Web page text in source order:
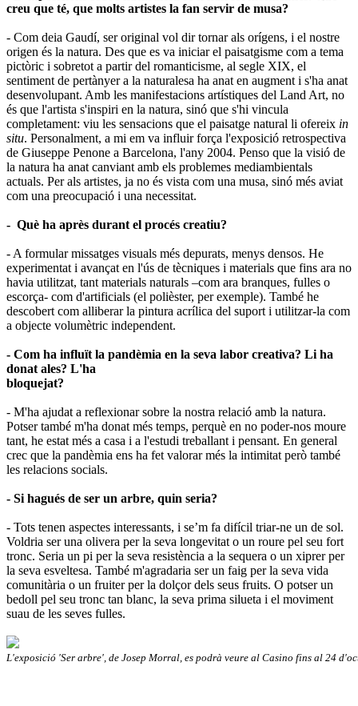
creu que té, que molts artistes la fan servir de musa?
- Com deia Gaudí, ser original vol dir tornar als orígens, i el nostre
origen és la natura. Des que es va iniciar el paisatgisme com a tema
pictòric i sobretot a partir del romanticisme, al segle XIX, el
sentiment de pertànyer a la naturalesa ha anat en augment i s'ha anat
desenvolupant. Amb les manifestacions artístiques del Land Art, no
és que l'artista s'inspiri en la natura, sinó que s'hi vincula
completament: viu les sensacions que el paisatge natural li ofereix in
situ. Personalment, a mi em va influir força l'exposició retrospectiva
de Giuseppe Penone a Barcelona, l'any 2004. Penso que la visió de
la natura ha anat canviant amb els problemes mediambientals
actuals. Per als artistes, ja no és vista com una musa, sinó més aviat
com una preocupació i una necessitat.
- Què ha après durant el procés creatiu?
- A formular missatges visuals més depurats, menys densos. He
experimentat i avançat en l'ús de tècniques i materials que fins ara no
havia utilitzat, tant materials naturals –com ara branques, fulles o
escorça- com d'artificials (el polièster, per exemple). També he
descobert com alliberar la pintura acrílica del suport i utilitzar-la com
a objecte volumètric independent.
- Com ha influït la pandèmia en la seva labor creativa? Li ha
donat ales? L'ha
bloquejat?
- M'ha ajudat a reflexionar sobre la nostra relació amb la natura.
Potser també m'ha donat més temps, perquè en no poder-nos moure
tant, he estat més a casa i a l'estudi treballant i pensant. En general
crec que la pandèmia ens ha fet valorar més la intimitat però també
les relacions socials.
- Si hagués de ser un arbre, quin seria?
- Tots tenen aspectes interessants, i se’m fa difícil triar-ne un de sol.
Voldria ser una olivera per la seva longevitat o un roure pel seu fort
tronc. Seria un pi per la seva resistència a la sequera o un xiprer per
la seva esveltesa. També m'agradaria ser un faig per la seva vida
comunitària o un fruiter per la dolçor dels seus fruits. O potser un
bedoll pel seu tronc tan blanc, la seva prima silueta i el moviment
suau de les seves fulles.
L'exposició 'Ser arbre', de Josep Morral, es podrà veure al Casino fins al 24